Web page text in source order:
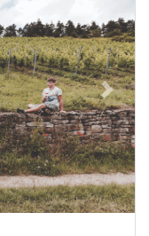
Next